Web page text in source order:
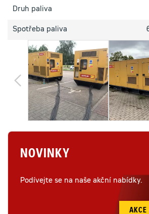
Druh paliva
Spotřeba paliva
NOVINKY
Podívejte se na naše akční nabídky.
AKCE